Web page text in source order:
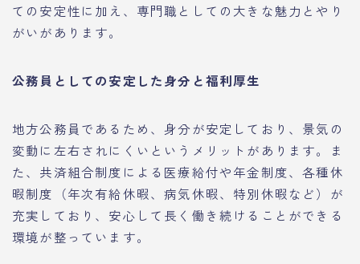
ての安定性に加え、専門職としての大きな魅力とやり
がいがあります。
公務員としての安定した身分と福利厚生
地方公務員であるため、身分が安定しており、景気の
変動に左右されにくいというメリットがあります。ま
た、共済組合制度による医療給付や年金制度、各種休
暇制度（年次有給休暇、病気休暇、特別休暇など）が
充実しており、安心して長く働き続けることができる
環境が整っています。